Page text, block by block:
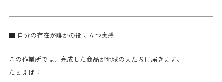
■ 自分の存在が誰かの役に立つ実感
この作業所では、完成した商品が地域の人たちに届きます。
たとえば：